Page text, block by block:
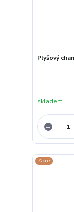
Plyšový
skladem
Akce